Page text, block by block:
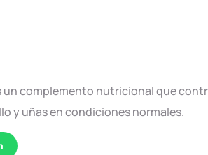
un complemento nutricional que
y uñas en condiciones normales.